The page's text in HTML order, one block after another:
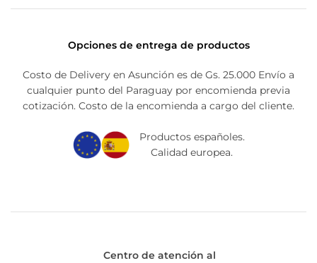
Opciones de entrega de productos
Costo de Delivery en Asunción es de Gs. 25.000 Envío a
cualquier punto del Paraguay por encomienda previa
cotización. Costo de la encomienda a cargo del cliente.
Productos españoles.
Calidad europea.
Centro de atención al